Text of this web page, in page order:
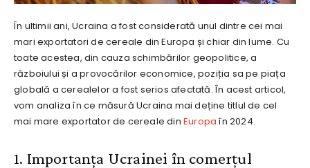
În ultimii ani, Ucraina a fost considerată unul dintre cei mai
mari exportatori de cereale din Europa și chiar din lume. Cu
toate acestea, din cauza schimbărilor geopolitice, a
războiului și a provocărilor economice, poziția sa pe piața
globală a cerealelor a fost serios afectată. În acest articol,
vom analiza în ce măsură Ucraina mai deține titlul de cel
mai mare exportator de cereale din Europa în 2024.
1. Importanța Ucrainei în comerțul